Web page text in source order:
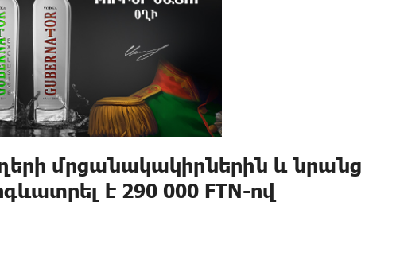
մրցանակակիրներին և նրանց
է 290 000 FTN-ով